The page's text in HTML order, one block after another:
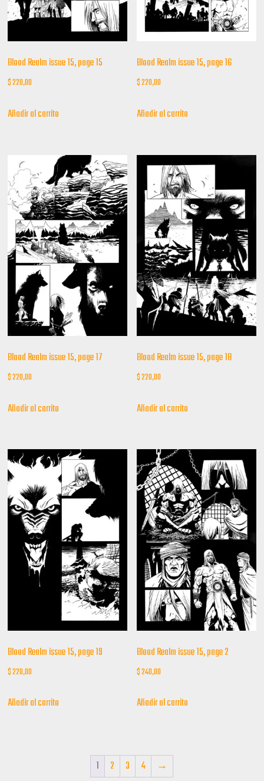
Blood Realm issue 15, page 15
$220,00
Añadir al carrito
Blood Realm issue 15, page 16
$220,00
Añadir al carrito
Blood Realm issue 15, page 17
$220,00
Añadir al carrito
Blood Realm issue 15, page 18
$220,00
Añadir al carrito
Blood Realm issue 15, page 19
$220,00
Añadir al carrito
Blood Realm issue 15, page 2
$240,00
Añadir al carrito
1 2 3 4 →